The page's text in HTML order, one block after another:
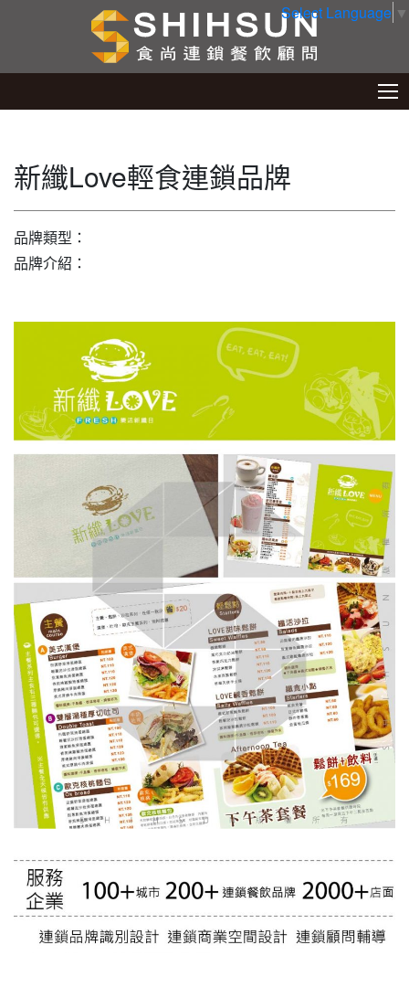
Select Language ▼
新纖Love輕食連鎖品牌
品牌類型：
品牌介紹：